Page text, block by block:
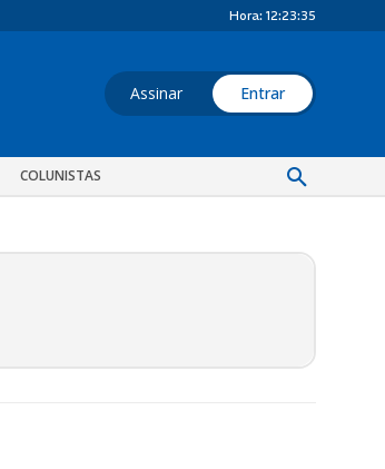
Hora: 12:23:37
Assinar Entrar
COLUNISTAS